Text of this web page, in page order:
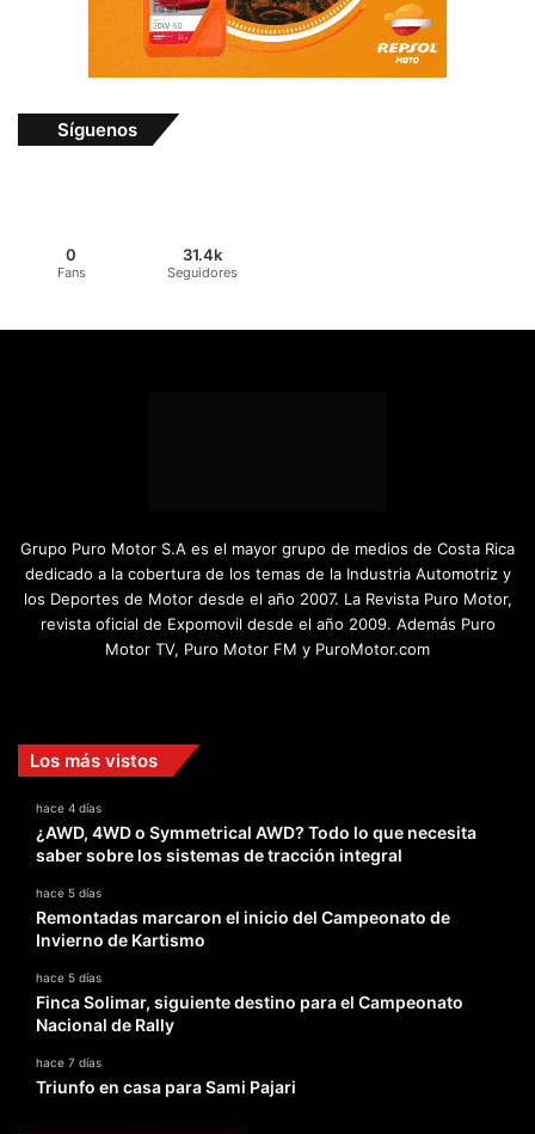
Síguenos
0
Fans
31.4k
Seguidores
Grupo Puro Motor S.A es el mayor grupo de medios de Costa Rica
dedicado a la cobertura de los temas de la Industria Automotriz y
los Deportes de Motor desde el año 2007. La Revista Puro Motor,
revista oficial de Expomovil desde el año 2009. Además Puro
Motor TV, Puro Motor FM y PuroMotor.com
Los más vistos
hace 4 días
¿AWD, 4WD o Symmetrical AWD? Todo lo que necesita
saber sobre los sistemas de tracción integral
hace 5 días
Remontadas marcaron el inicio del Campeonato de
Invierno de Kartismo
hace 5 días
Finca Solimar, siguiente destino para el Campeonato
Nacional de Rally
hace 7 días
Triunfo en casa para Sami Pajari